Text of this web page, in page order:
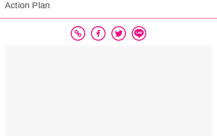
Action Plan